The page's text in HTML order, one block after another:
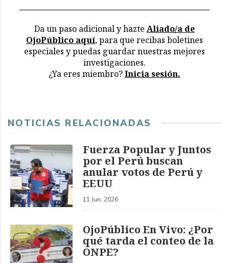
Da un paso adicional y hazte Aliado/a de
OjoPúblico aquí, para que recibas boletines
especiales y puedas guardar nuestras mejores
investigaciones.
¿Ya eres miembro?Inicia sesión.
NOTICIAS RELACIONADAS
Fuerza Popular y Juntos
por el Perú buscan
anular votos de Perú y
EEUU
11 Jun, 2026
OjoPúblico En Vivo: ¿Por
qué tarda el conteo de la
ONPE?